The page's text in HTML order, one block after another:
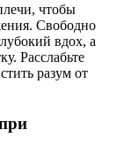
чтобы
Свободно
вдох, а
Расслабьте
разум от